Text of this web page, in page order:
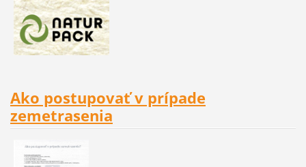
Ako postupovať v prípade
zemetrasenia